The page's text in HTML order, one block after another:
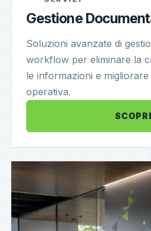
Gestione
Soluzioni avanzate di
workflow per eliminare la
le informazioni e
operativa.
SCOPRI